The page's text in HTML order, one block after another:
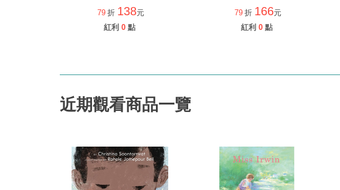
BEAR
79 折 138元
紅利 0 點
79 折 166元
紅利 0 點
近期觀看商品一覽